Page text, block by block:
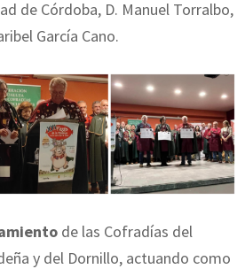
de Córdoba, D. Manuel Torralbo,
García Cano.
de las Cofradías del
y del Dornillo, actuando como